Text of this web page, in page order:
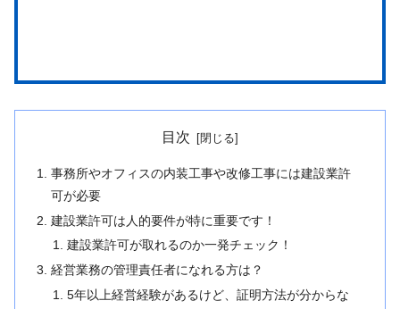
目次
事務所やオフィスの内装工事や改修工事には建設業許
可が必要
建設業許可は人的要件が特に重要です！
建設業許可が取れるのか一発チェック！
経営業務の管理責任者になれる方は？
5年以上経営経験があるけど、証明方法が分からな